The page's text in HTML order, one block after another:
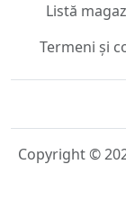
Listă
Termeni și
Copyright ©